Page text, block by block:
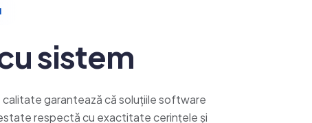
sistem
garantează că soluțiile software
respectă cu exactitate cerințele și